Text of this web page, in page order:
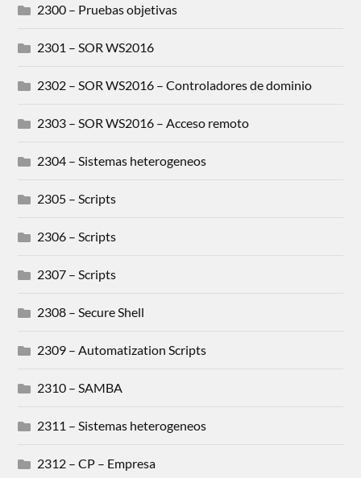
2300 – Pruebas objetivas
2301 – SOR WS2016
2302 – SOR WS2016 – Controladores de dominio
2303 – SOR WS2016 – Acceso remoto
2304 – Sistemas heterogeneos
2305 – Scripts
2306 – Scripts
2307 – Scripts
2308 – Secure Shell
2309 – Automatization Scripts
2310 – SAMBA
2311 – Sistemas heterogeneos
2312 – CP – Empresa